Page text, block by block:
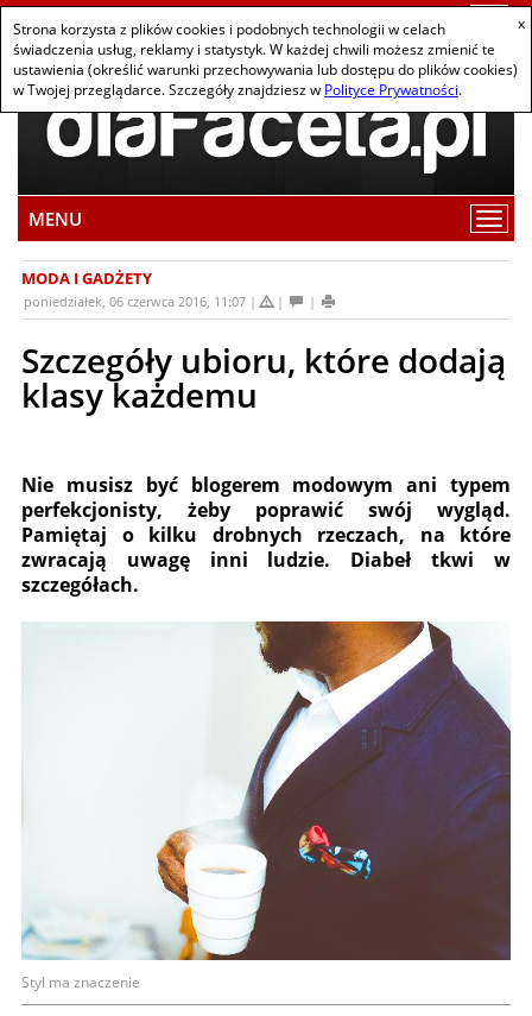
Strona korzysta z plików cookies i podobnych technologii w celach
świadczenia usług, reklamy i statystyk. W każdej chwili możesz zmienić te
ustawienia (określić warunki przechowywania lub dostępu do plików cookies)
w Twojej przeglądarce. Szczegóły znajdziesz w Polityce Prywatności.
x
MENU
MODA I GADŻETY
poniedziałek, 06 czerwca 2016, 11:07
Szczegóły ubioru, które dodają
klasy każdemu
Nie musisz być blogerem modowym ani typem
perfekcjonisty, żeby poprawić swój wygląd.
Pamiętaj o kilku drobnych rzeczach, na które
zwracają uwagę inni ludzie. Diabeł tkwi w
szczegółach.
Styl ma znaczenie